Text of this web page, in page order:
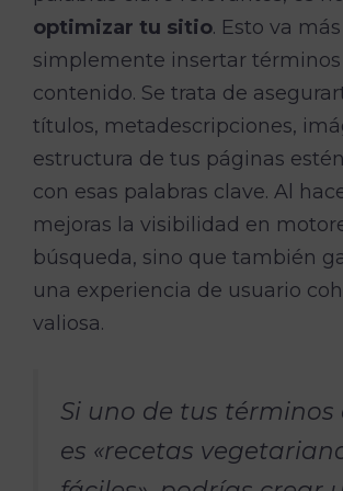
optimizar tu sitio. Esto va
simplemente insertar
contenido. Se trata de
títulos, metadescripciones,
estructura de tus páginas
con esas palabras clave. Al
mejoras la visibilidad en
búsqueda, sino que también
una experiencia de usuario
valiosa.
Si uno de tus términos
es «recetas